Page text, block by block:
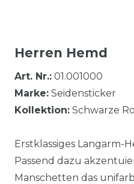
Herren Hemd
Art. Nr.: 01.001000
Marke: Seidensticker
Kollektion: Schwarze
Erstklassiges Langarm-
Passend dazu
Manschetten das